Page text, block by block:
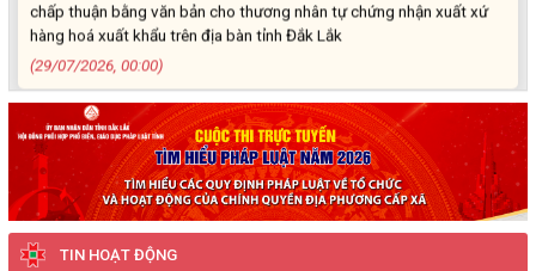
Lãnh đạo Tỉnh Đắk Lắk và
quà gia đình chính sách nhân
dịp 27/7
hàng hoá xuất khẩu trên địa bàn tỉnh Đắk Lắk
(29/07/2026, 00:00)
Thông báo công khai về việc đo đạc, ký giáp ranh đối với thửa đất
số 59, tờ bản đồ số 89 thuộc Đoàn Kết 1, phường Buôn Hồ, tỉnh
Đắk Lắk do Nguyễn Thị Bích Liên và bà Nguyễn Thị Kiều Oanh;
thường trú tại TDP An Bình 4, phường Buôn Hồ, tỉnh Đắk Lắk đang
sử dụng
(29/07/2026, 00:00)
TIN HOẠT ĐỘNG